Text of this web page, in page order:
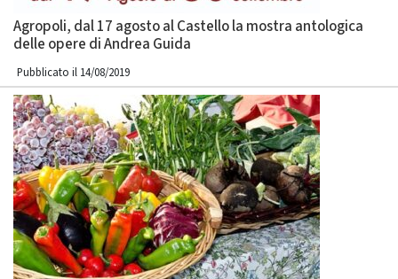
Agropoli, dal 17 agosto al Castello la mostra antologica
delle opere di Andrea Guida
Pubblicato il 14/08/2019